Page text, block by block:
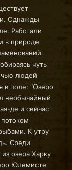
Однажды
Работали
в природе
чуть
людей
в поле: "Озеро
необычайный
де и сейчас
К утру
Среди
озера Харку
Юлемисте